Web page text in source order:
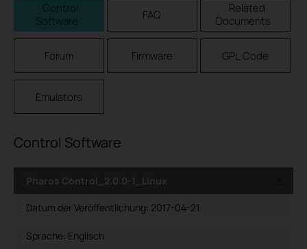
Control
Software
FAQ
Related
Documents
Forum Firmware GPL Code
Emulators
Control Software
Pharos Control_2.0.0-1_Linux
Datum der Veröffentlichung: 2017-04-21
Sprache: Englisch